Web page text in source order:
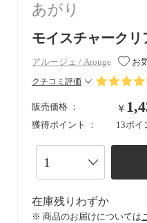
あがり
モイスチャークリ
アルージェ / Arouge お
クチコミ評価
販売価格 ： ￥
獲得ポイント ：
13ポイ
在庫残りわずか
※ 商品のお届けについては